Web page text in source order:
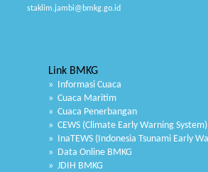
staklim.jambi@bmkg.go.id
Link BMKG
» Informasi Cuaca
» Cuaca Maritim
» Cuaca Penerbangan
» CEWS (Climate Early Warning System)
» InaTEWS (Indonesia Tsunami Early
» Data Online BMKG
» JDIH BMKG